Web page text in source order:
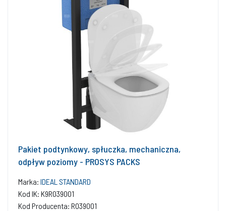
Pakiet podtynkowy, spłuczka, mechaniczna,
odpływ poziomy - PROSYS PACKS
Marka: IDEAL STANDARD
Kod IK: K9R039001
Kod Producenta: R039001